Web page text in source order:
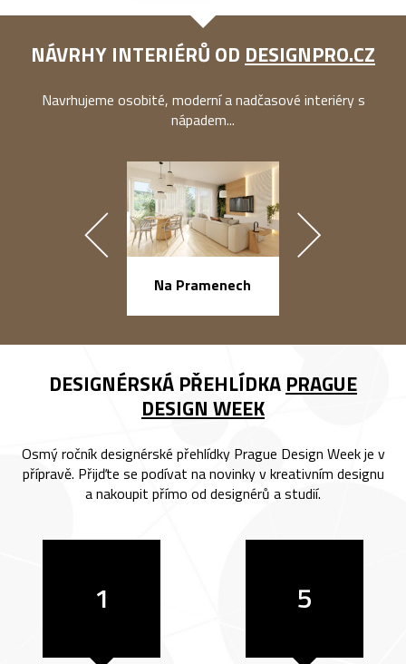
NÁVRHY INTERIÉRŮ OD DESIGNPRO.CZ
Navrhujeme osobité, moderní a nadčasové interiéry s
nápadem...
Na Pramenech
DESIGNÉRSKÁ PŘEHLÍDKA PRAGUE
DESIGN WEEK
Osmý ročník designérské přehlídky Prague Design Week je v
přípravě. Přijďte se podívat na novinky v kreativním designu
a nakoupit přímo od designérů a studií.
1 5